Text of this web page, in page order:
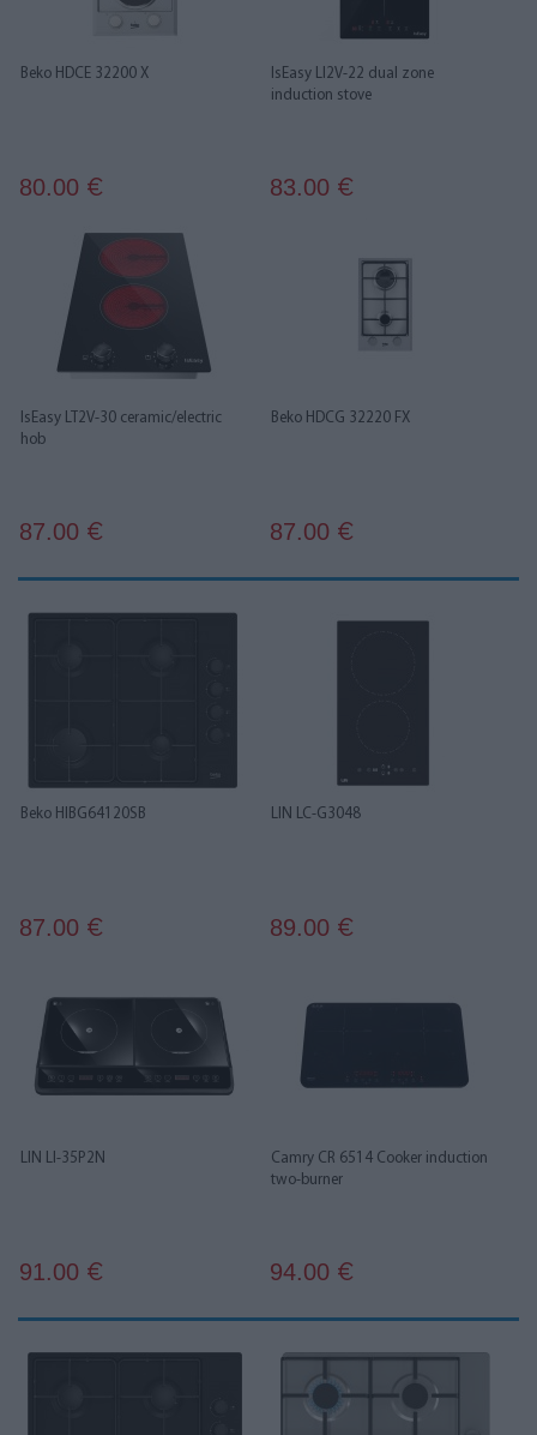
Beko HDCE 32200 X
80.00 €
IsEasy LI2V-22 dual zone
induction stove
83.00 €
IsEasy LT2V-30 ceramic/electric
hob
87.00 €
Beko HDCG 32220 FX
87.00 €
Beko HIBG64120SB
87.00 €
LIN LC-G3048
89.00 €
LIN LI-35P2N
91.00 €
Camry CR 6514 Cooker induction
two-burner
94.00 €